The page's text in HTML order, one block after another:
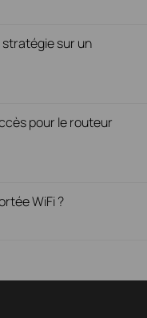
sur un
pour le routeur
WiFi ?